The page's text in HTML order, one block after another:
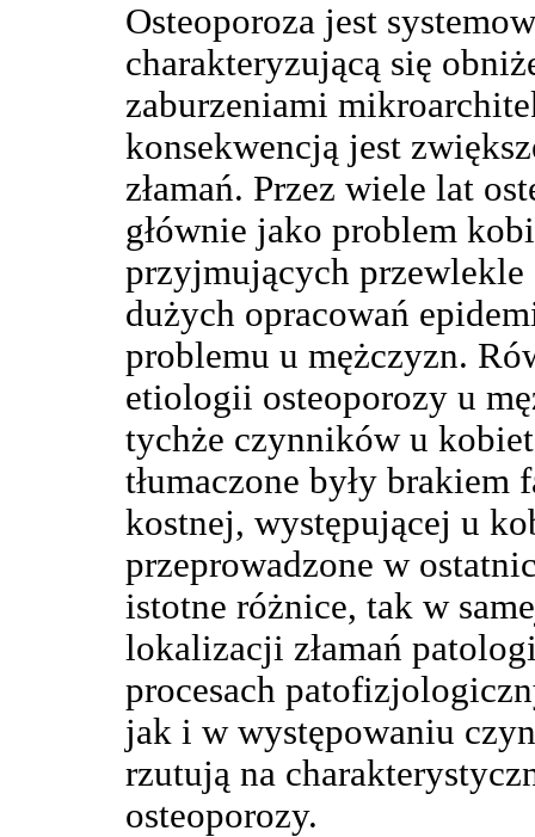
Osteoporoza jest
charakteryzującą się
zaburzeniami
konsekwencją jest
złamań. Przez wiele lat
głównie jako problem
przyjmujących
dużych opracowań
problemu u mężczyzn.
etiologii osteoporozy u
tychże czynników u
tłumaczone były
kostnej, występującej u
przeprowadzone w
istotne różnice, tak w
lokalizacji złamań
procesach
jak i w występowaniu
rzutują na
osteoporozy.